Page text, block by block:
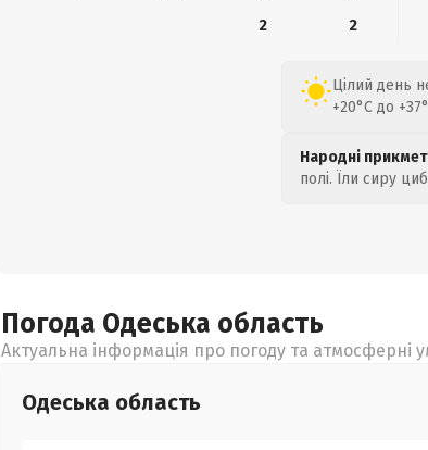
2
2
Цілий день
+20°C до
Народні
полі. Їли сиру
Погода Одеська область
Актуальна інформація про погоду та атмосферні
Одеська область